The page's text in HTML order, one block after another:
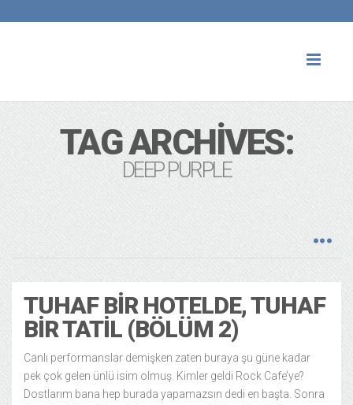
TAG ARCHIVES:
DEEP PURPLE
TUHAF BIR HOTELDE, TUHAF
BIR TATIL (BÖLÜM 2)
Canlı performanslar demişken zaten buraya şu güne kadar
pek çok gelen ünlü isim olmuş. Kimler geldi Rock Cafe’ye?
Dostlarım bana hep burada yapamazsın dedi en başta. Sonra